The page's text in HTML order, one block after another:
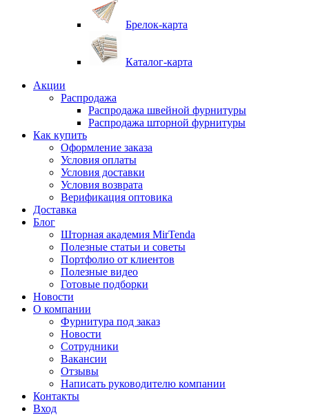
Брелок-карта
Каталог-карта
Акции
Распродажа
Распродажа швейной фурнитуры
Распродажа шторной фурнитуры
Как купить
Оформление заказа
Условия оплаты
Условия доставки
Условия возврата
Верификация оптовика
Доставка
Блог
Шторная академия MirTenda
Полезные статьи и советы
Портфолио от клиентов
Полезные видео
Готовые подборки
Новости
О компании
Фурнитура под заказ
Новости
Сотрудники
Вакансии
Отзывы
Написать руководителю компании
Контакты
Вход